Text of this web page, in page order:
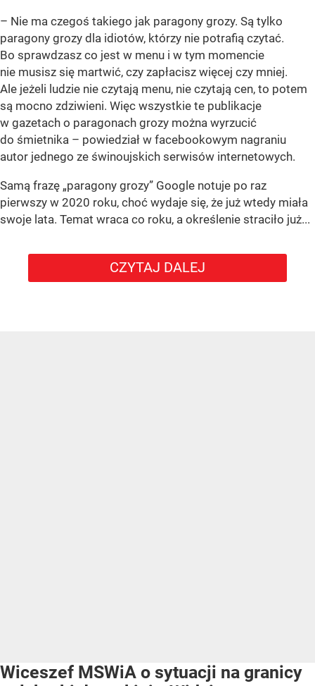
– Nie ma czegoś takiego jak paragony grozy. Są tylko
paragony grozy dla idiotów, którzy nie potrafią czytać.
Bo sprawdzasz co jest w menu i w tym momencie
nie musisz się martwić, czy zapłacisz więcej czy mniej.
Ale jeżeli ludzie nie czytają menu, nie czytają cen, to potem
są mocno zdziwieni. Więc wszystkie te publikacje
w gazetach o paragonach grozy można wyrzucić
do śmietnika – powiedział w facebookowym nagraniu
autor jednego ze świnoujskich serwisów internetowych.
Samą frazę „paragony grozy” Google notuje po raz
pierwszy w 2020 roku, choć wydaje się, że już wtedy miała
swoje lata. Temat wraca co roku, a określenie straciło już...
CZYTAJ DALEJ
Wiceszef MSWiA o sytuacji na granicy